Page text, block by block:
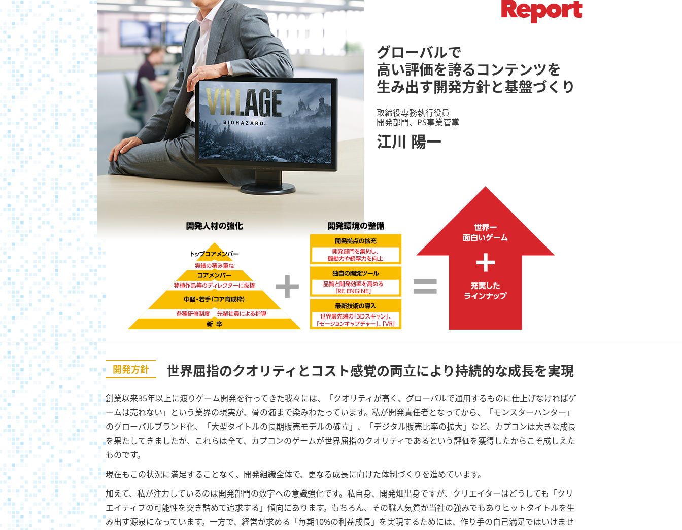
グローバルで
高い評価を誇るコンテンツを
生み出す開発方針と基盤づくり
取締役専務執行役員
開発部門、PS事業管掌
江川 陽一
開発方針 世界屈指のクオリティとコスト感覚の両立により持続的な成長を実現
創業以来35年以上に渡りゲーム開発を行ってきた我々には、「クオリティが高く、グローバルで通用するものに仕上げなければゲ
ームは売れない」という業界の現実が、骨の髄まで染みわたっています。私が開発責任者となってから、「モンスターハンター」
のグローバルブランド化、「大型タイトルの長期販売モデルの確立」、「デジタル販売比率の拡大」など、カプコンは大きな成長
を果たしてきましたが、これらは全て、カプコンのゲームが世界屈指のクオリティであるという評価を獲得したからこそ成しえた
ものです。
現在もこの状況に満足することなく、開発組織全体で、更なる成長に向けた体制づくりを進めています。
加えて、私が注力しているのは開発部門の数字への意識強化です。私自身、開発畑出身ですが、クリエイターはどうしても「クリ
エイティブの可能性を突き詰めて追求する」傾向にあります。もちろん、その職人気質が当社の強みでもありヒットタイトルを生
み出す源泉になっています。一方で、経営が求める「毎期10%の利益成長」を実現するためには、作り手の自己満足ではいけませ